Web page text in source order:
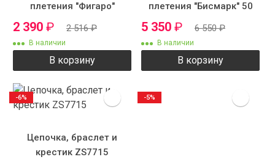
плетения "Фигаро"
2 390 ₽ 2 516₽
В наличии
В корзину
плетения "Бисмарк" 50
5 350 ₽ 6 550₽
В наличии
В корзину
Цепочка, браслет и
крестик ZS7715
-6% -5%